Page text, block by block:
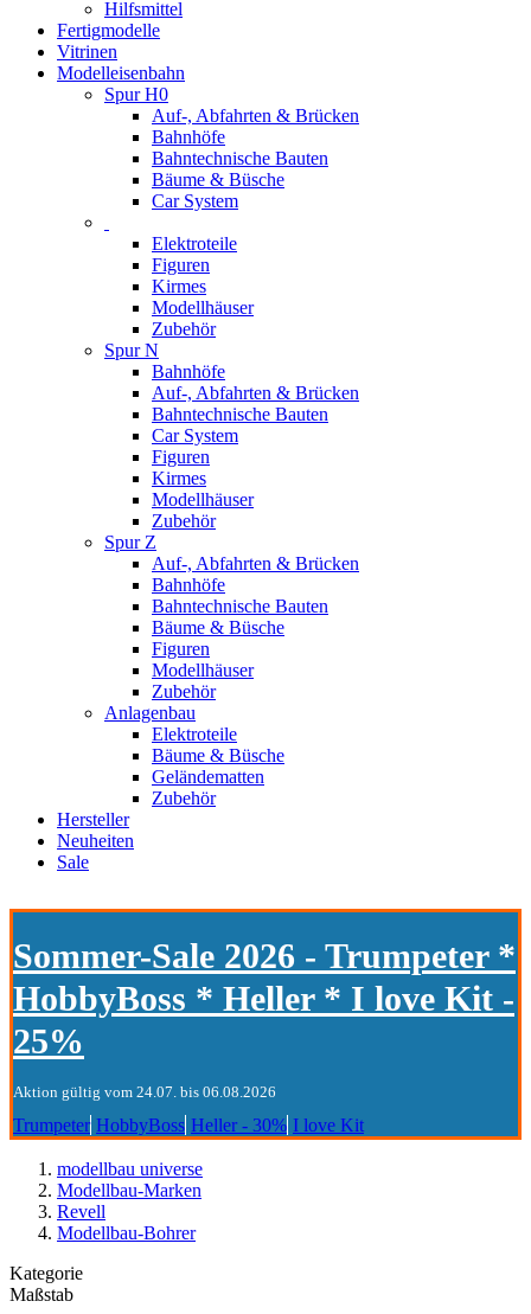
Hilfsmittel
Fertigmodelle
Vitrinen
Modelleisenbahn
Spur H0
Auf-, Abfahrten & Brücken
Bahnhöfe
Bahntechnische Bauten
Bäume & Büsche
Car System
Elektroteile
Figuren
Kirmes
Modellhäuser
Zubehör
Spur N
Bahnhöfe
Auf-, Abfahrten & Brücken
Bahntechnische Bauten
Car System
Figuren
Kirmes
Modellhäuser
Zubehör
Spur Z
Auf-, Abfahrten & Brücken
Bahnhöfe
Bahntechnische Bauten
Bäume & Büsche
Figuren
Modellhäuser
Zubehör
Anlagenbau
Elektroteile
Bäume & Büsche
Geländematten
Zubehör
Hersteller
Neuheiten
Sale
Sommer-Sale 2026 - Trumpeter *
HobbyBoss * Heller * I love Kit -
25%
Aktion gültig vom 24.07. bis 06.08.2026
Trumpeter HobbyBoss Heller - 30% I love Kit
modellbau universe
Modellbau-Marken
Revell
Modellbau-Bohrer
Kategorie
Maßstab